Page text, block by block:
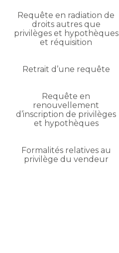
Requête en radiation de
droits autres que
privilèges et hypothèques
et réquisition
Retrait d’une requête
Requête en
renouvellement
d’inscription de privilèges
et hypothèques
Formalités relatives au
privilège du vendeur